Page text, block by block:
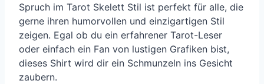
Spruch im Tarot Skelett Stil ist perfekt für alle, die
gerne ihren humorvollen und einzigartigen Stil
zeigen. Egal ob du ein erfahrener Tarot-Leser
oder einfach ein Fan von lustigen Grafiken bist,
dieses Shirt wird dir ein Schmunzeln ins Gesicht
zaubern.